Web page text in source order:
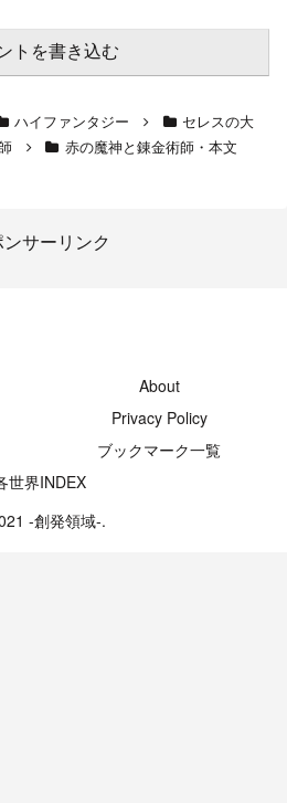
トを書き込む
ハイファンタジー
セレスの大
赤の魔神と錬金術師・本文
サーリンク
About
Privacy Policy
ブックマーク一覧
世界INDEX
-創発領域-.